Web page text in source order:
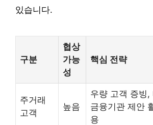
있습니다.
구분
협상
가능
성
핵심 전략
주거래
고객
높음
우량 고객 증빙,
금융기관 제안
용